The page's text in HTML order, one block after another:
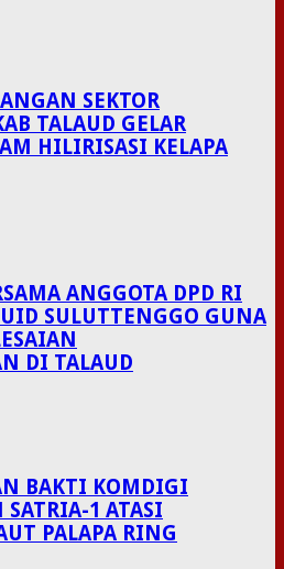
SEKTOR
TALAUD GELAR
HILIRISASI KELAPA
ANGGOTA DPD RI
SULUTTENGGO GUNA
DI TALAUD
BAKTI KOMDIGI
SATRIA-1 ATASI
PALAPA RING